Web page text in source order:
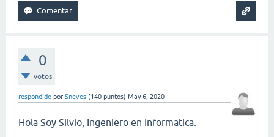
0
votos
respondido por Sneves (140 puntos) May 6, 2020
Hola Soy Silvio, Ingeniero en Informatica.